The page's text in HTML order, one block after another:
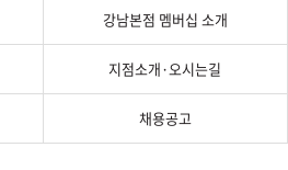
강남본점 멤버십 소개
지점소개·오시는길
채용공고